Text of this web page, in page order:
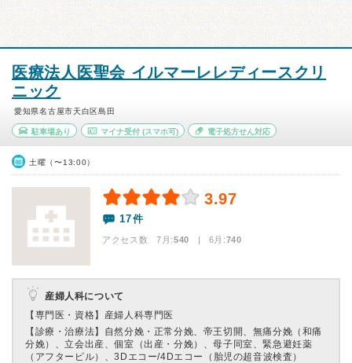
医療法人医聖会 イルマーレレディースクリ
ニック
愛知県名古屋市天白区島田
駐車場あり マイナ受付(スマホ可) 電子処方せん対応
土曜（〜13:00）
3.97
17件
アクセス数 7月:540 | 6月:740
産婦人科について
【専門医・資格】 産婦人科専門医
【診療・治療法】 自然分娩・正常分娩、帝王切開、無痛分娩（和痛
分娩）、立会出産、個室（出産・分娩）、母子同室、緊急避妊薬
（アフターピル）、3Dエコー/4Dエコー（胎児の超音波検査）